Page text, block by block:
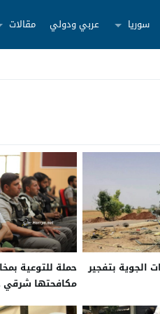
سوريا عربي ودولي مقالات
الجوية بتفجير
حملة للتوعية
مكافحتها شرقي